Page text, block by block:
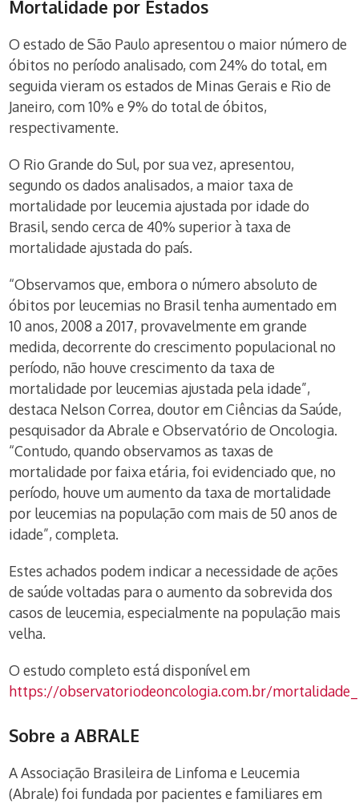
Mortalidade por Estados
O estado de São Paulo apresentou o maior número de
óbitos no período analisado, com 24% do total, em
seguida vieram os estados de Minas Gerais e Rio de
Janeiro, com 10% e 9% do total de óbitos,
respectivamente.
O Rio Grande do Sul, por sua vez, apresentou,
segundo os dados analisados, a maior taxa de
mortalidade por leucemia ajustada por idade do
Brasil, sendo cerca de 40% superior à taxa de
mortalidade ajustada do país.
“Observamos que, embora o número absoluto de
óbitos por leucemias no Brasil tenha aumentado em
10 anos, 2008 a 2017, provavelmente em grande
medida, decorrente do crescimento populacional no
período, não houve crescimento da taxa de
mortalidade por leucemias ajustada pela idade”,
destaca Nelson Correa, doutor em Ciências da Saúde,
pesquisador da Abrale e Observatório de Oncologia.
“Contudo, quando observamos as taxas de
mortalidade por faixa etária, foi evidenciado que, no
período, houve um aumento da taxa de mortalidade
por leucemias na população com mais de 50 anos de
idade”, completa.
Estes achados podem indicar a necessidade de ações
de saúde voltadas para o aumento da sobrevida dos
casos de leucemia, especialmente na população mais
velha.
O estudo completo está disponível em
https://observatoriodeoncologia.com.br/
Sobre a ABRALE
A Associação Brasileira de Linfoma e Leucemia
(Abrale) foi fundada por pacientes e familiares em